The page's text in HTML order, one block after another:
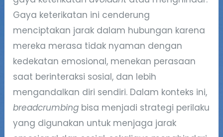
Gaya keterikatan ini cenderung
menciptakan jarak dalam hubungan karena
mereka merasa tidak nyaman dengan
kedekatan emosional, menekan perasaan
saat berinteraksi sosial, dan lebih
mengandalkan diri sendiri. Dalam konteks ini,
breadcrumbing bisa menjadi strategi perilaku
yang digunakan untuk menjaga jarak